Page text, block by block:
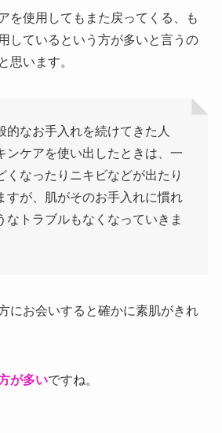
を使用してもまた戻ってくる、も
しているという方が多いと言うの
思います。
的なお手入れを続けてきた人
ンケアを使い出したときは、一
くなったりニキビなどが出たり
すが、肌がそのお手入れに慣れ
なトラブルもなくなっていきま
にお会いすると確かに素肌がきれ
が多いですね。